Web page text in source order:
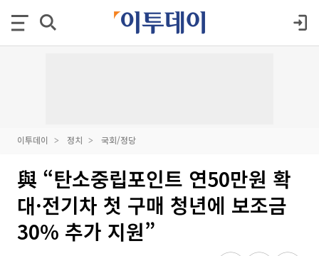
이투데이 정치 국회/정당
與 “탄소중립포인트 연50만원 확
대·전기차 첫 구매 청년에 보조금
30% 추가 지원”